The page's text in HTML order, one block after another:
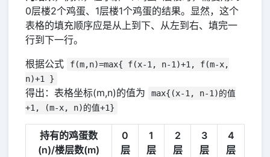
0层楼2个鸡蛋、1层楼1个鸡蛋的结果。显然，这个
表格的填充顺序应是从上到下、从左到右、填完一
行到下一行。
根据公式
f(m,n)=max{ f(x-1, n-1)+1, f(m-x,
n)+1 }
得出：表格坐标(m,n)的值为
max{(x-1, n-1)的值
+1, (m-x, n)的值+1}
持有的鸡蛋数
(n)/楼层数(m)
0
层
1
层
2
层
3
层
4
层